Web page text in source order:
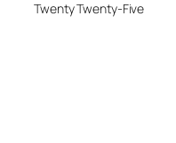
Twenty Twenty-Five